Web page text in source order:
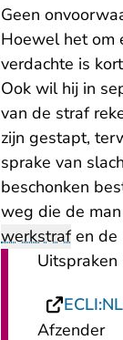
Geen
Hoewel het om
verdachte is
Ook wil hij in
van de straf
zijn gestapt,
sprake van
beschonken
weg die de
werkstrafen de
Uitspraken
Afzender